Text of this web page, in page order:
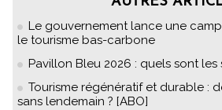
Le gouvernement lance une
le tourisme bas-carbone
Pavillon Bleu 2026 : quels sont les
Tourisme régénératif et durable :
sans lendemain ? [ABO]